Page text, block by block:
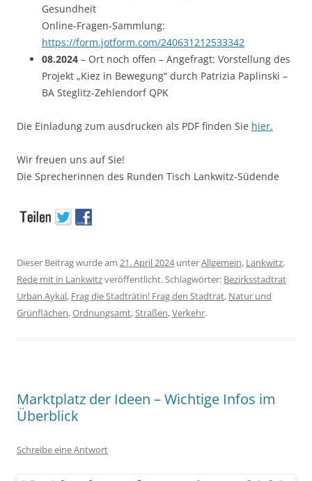
Gesundheit
Online-Fragen-Sammlung:
https://form.jotform.com/240631212533342
08.2024 – Ort noch offen – Angefragt: Vorstellung des
Projekt „Kiez in Bewegung“ durch Patrizia Paplinski –
BA Steglitz-Zehlendorf QPK
Die Einladung zum ausdrucken als PDF finden Sie hier.
Wir freuen uns auf Sie!
Die Sprecherinnen des Runden Tisch Lankwitz-Südende
Dieser Beitrag wurde am 21. April 2024unterAllgemein, Lankwitz,
Rede mit in Lankwitzveröffentlicht. Schlagwörter: Bezirksstadtrat
Urban Aykal, Frag die Stadträtin! Frag den Stadtrat, Natur und
Grünflächen,Ordnungsamt,Straßen,Verkehr.
Marktplatz der Ideen – Wichtige Infos im
Überblick
Schreibe eine Antwort